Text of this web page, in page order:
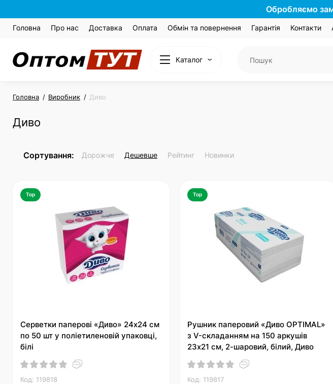
Обробляємо
Головна Про нас Доставка Оплата Обмін та повернення Гарантія Контакти
Каталог
Головна Виробник Диво
Диво
Сортування: Дорожче Дешевше Рейтинг Новинки
Top
Серветки паперові «Диво» 24х24 см
по 50 шт у поліетиленовій упаковці,
білі
Код: 119818
Top
Рушник паперовий «Диво OPTIMAL»
з V-складанням на 150 аркушів
23х21 см, 2-шаровий, білий, Диво
Код: 119817